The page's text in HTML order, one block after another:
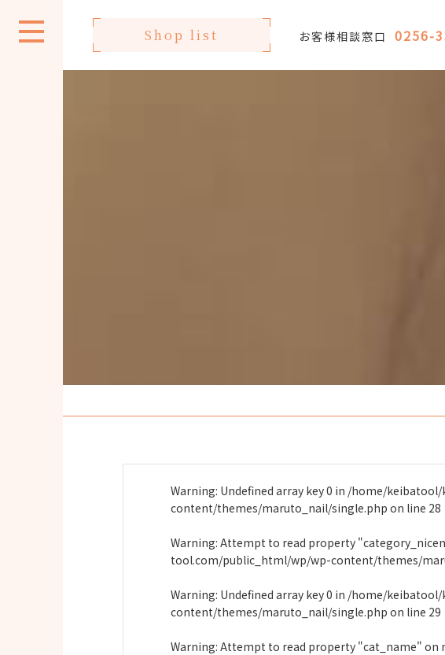
Shop list お客様相談窓口 0256-
Warning: Undefined array key 0 in /home/
content/themes/maruto_nail/single.php on line 28
Warning: Attempt to read property
tool.com/public_html/wp/wp-content/themes/
Warning: Undefined array key 0 in /home/
content/themes/maruto_nail/single.php on line 29
Warning: Attempt to read property "cat_name" on